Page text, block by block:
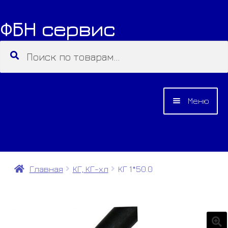
Перейти
к
навигации
Перейти
к
содержимому
ФБН сервис
Поиск
Меню
КАТАЛОГ
Главная КГ, КГ-хл КГ 1*50.0